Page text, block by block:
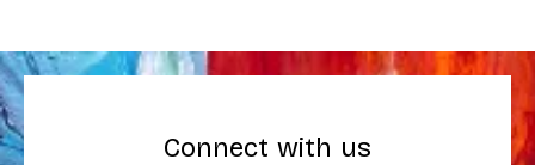
Connect with us